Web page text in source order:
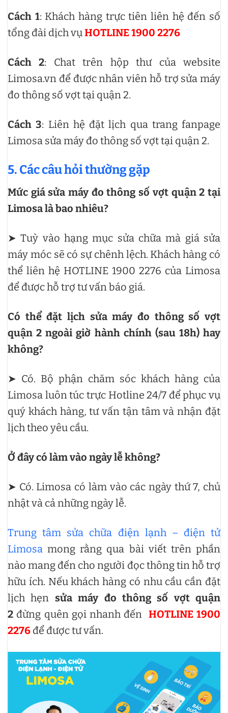
Cách 1: Khách hàng trực tiên liên hệ đến số
tổng đài dịch vụHOTLINE 1900 2276
Cách 2: Chat trên hộp thư của website
Limosa.vn để được nhân viên hỗ trợ sửa máy
đo thông số vợt tại quận 2.
Cách 3: Liên hệ đặt lịch qua trang fanpage
Limosa sửa máy đo thông số vợt tại quận 2.
5. Các câu hỏi thường gặp
Mức giá sửa máy đo thông số vợt quận 2 tại
Limosa là bao nhiêu?
➤ Tuỳ vào hạng mục sửa chữa mà giá sửa
máy móc sẽ có sự chênh lệch. Khách hàng có
thể liên hệ HOTLINE 1900 2276 của Limosa
để được hỗ trợ tư vấn báo giá.
Có thể đặt lịch sửa máy đo thông số vợt
quận 2 ngoài giờ hành chính (sau 18h) hay
không?
➤ Có. Bộ phận chăm sóc khách hàng của
Limosa luôn túc trực Hotline 24/7 để phục vụ
quý khách hàng, tư vấn tận tâm và nhận đặt
lịch theo yêu cầu.
Ở đây có làm vào ngày lễ không?
➤ Có. Limosa có làm vào các ngày thứ 7, chủ
nhật và cả những ngày lễ.
Trung tâm sửa chữa điện lạnh – điện tử
Limosa mong rằng qua bài viết trên phần
nào mang đến cho người đọc thông tin hỗ trợ
hữu ích. Nếu khách hàng có nhu cầu cần đặt
lịch hẹn sửa máy đo thông số vợt quận
2 đừng quên gọi nhanh đến HOTLINE 1900
2276 để được tư vấn.